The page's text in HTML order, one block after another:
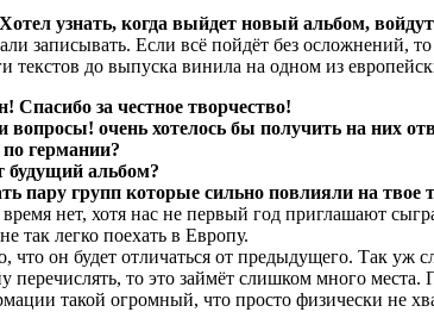
узнать, когда выйдет новый альбом,
записывать. Если всё пойдёт без осложнений,
текстов до выпуска винила на одном из
за честное творчество!
вопросы! очень хотелось бы получить на них
германии?
будущий альбом?
пару групп которые сильно повлияли на
нет, хотя нас не первый год приглашают
так легко поехать в Европу.
что он будет отличаться от предыдущего. Так уж
перечислять, то это займёт слишком много
такой огромный, что просто физически не